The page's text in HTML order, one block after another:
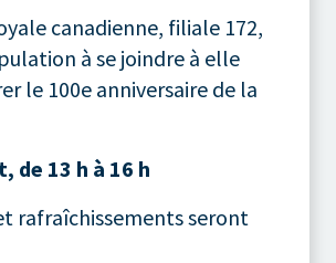
canadienne, filiale 172,
à se joindre à elle
le 100e anniversaire de la
de 13 h à 16 h
rafraîchissements seront